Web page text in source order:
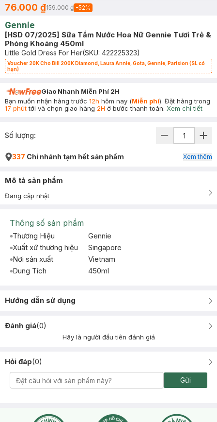
76.000 ₫159.000 ₫ -52%
Gennie
[HSD 07/2025] Sữa Tắm Nước Hoa Nữ Gennie Tươi Trẻ &
Phóng Khoáng 450ml
Little Gold Dress For Her(SKU: 422225323)
Voucher 20K Cho Bill 200K Diamond, Laura Annie, Gota, Gennie, Parision (SL có
hạn)
Giao Nhanh Miễn Phí 2H
Bạn muốn nhận hàng trước 12h hôm nay (Miễn phí). Đặt hàng trong
17 phúttới và chọn giao hàng 2H ở bước thanh toán. Xem chi tiết
Số lượng:
337 Chi nhánh tạm hết sản phẩm Xem thêm
Mô tả sản phẩm
Đang cập nhật
Thông số sản phẩm
Thương Hiệu
Gennie
Xuất xứ thương hiệu
Singapore
Nơi sản xuất
Vietnam
Dung Tích
450ml
Hướng dẫn sử dụng
Đánh giá(0)
Hãy là người đầu tiên đánh giá
Hỏi đáp(0)
Gửi